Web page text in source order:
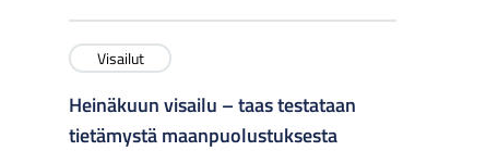
Visailut
Heinäkuun visailu – taas testataan
tietämystä maanpuolustuksesta